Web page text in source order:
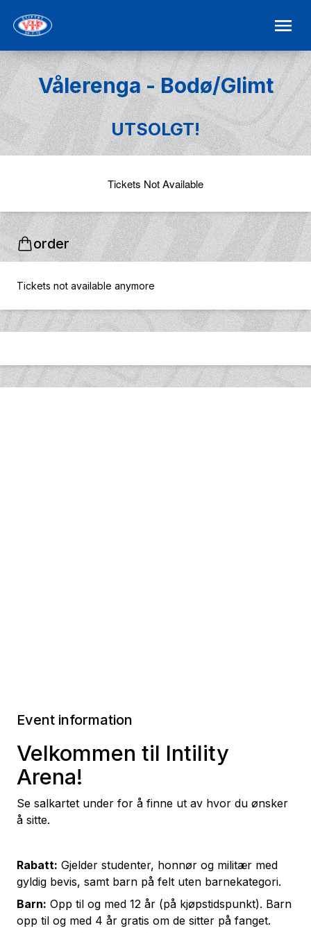
Vålerenga - Bodø/Glimt
UTSOLGT!
Tickets Not Available
order
Tickets not available anymore
Event information
Velkommen til Intility
Arena!
Se salkartet under for å finne ut av hvor du ønsker
å sitte.
Rabatt: Gjelder studenter, honnør og militær med
gyldig bevis, samt barn på felt uten barnekategori.
Barn: Opp til og med 12 år (på kjøpstidspunkt). Barn
opp til og med 4 år gratis om de sitter på fanget.